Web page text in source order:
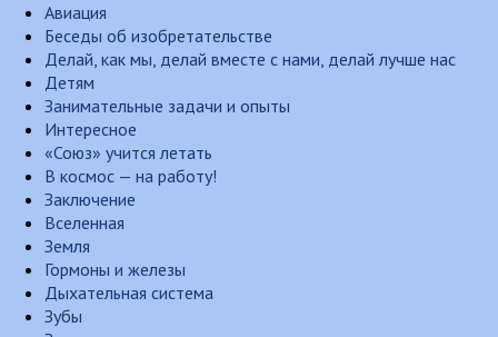
Авиация
Беседы об изобретательстве
Делай, как мы, делай вместе с нами, делай лучше нас
Детям
Занимательные задачи и опыты
Интересное
«Союз» учится летать
В космос — на работу!
Заключение
Вселенная
Земля
Гормоны и железы
Дыхательная система
Зубы